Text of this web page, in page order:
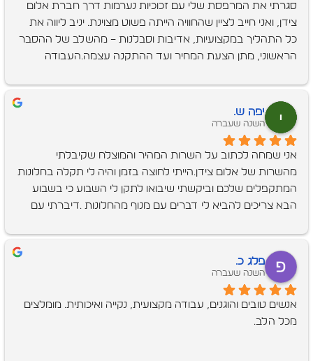
סגרתי את המרפסת שלי עם זכוכיות נערמות דרך חברת אלום
צידן, ואני חייב לציין שהחוויה הייתה פשוט מצוינת. יניב ליווה את
כל התהליך במקצועיות, אדיבות וסבלנות – מהשלב של ההסבר
הראשוני, מתן הצעת המחיר ועד ההתקנה עצמה.העבודה
בזמנים. המערכת של הזכוכיות הנערמות שהם התקינו נראית
עבודה טובה בלי משחקים. ממליץ עליהם בחום!
יפה ש.
השנה שעברה
אני שמחה לכתוב על השרות המהיר והמוצלח שקיבלתי
מהשרות של אלום צידן.הייתי לחוצה בזמן והיה לי תקלה בחלונות
המתקפלים שלכם וביקשתי שיבואו לתקן לי השבוע כי בשבוע
הבא צריכים להביא לי דברים עם מנוף מהחלונות .דיברתי עם
ולמרות הכל היא סידרה לי שיבוא יניב היום במהירות שיא והוא
בא מהר וסידר לי את הכל בחיוך ובשרות מהיר וטוב😍
פלג כ.
השנה שעברה
אנשים טובים והוגנים, עבודה מקצועית, נקייה ואיכותית. מומלצים
מכל הלב.